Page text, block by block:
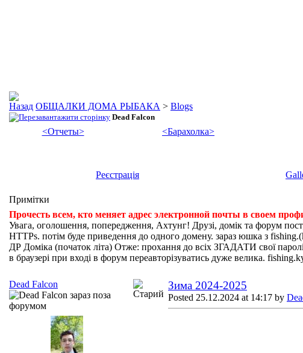
ОБЩАЛКИ ДОМА РЫБАКА > Blogs
Dead Falcon
<Отчеты>
<Барахолка>
Реєстрація
Примітки
Прочесть всем, кто меняет адрес электронной почты в своем
Увага, оголошення, попередження, Ахтунг! Друзі, домік та форум
HTTPs. потім буде приведення до одного домену. зараз юшка з
ДР Доміка (початок літа) Отже: прохання до всіх ЗГАДАТИ свої
в браузері при вході в форум переавторізуватись дуже велика.
Зима 2024-2025
Posted 25.12.2024 at 14:17 by
Dead Falcon